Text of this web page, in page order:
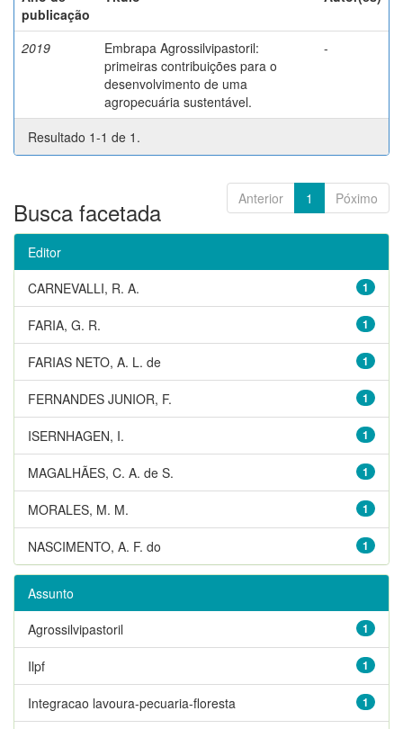
publicação
2019
Embrapa Agrossilvipastoril:
primeiras contribuições para o
desenvolvimento de uma
agropecuária sustentável.
-
Resultado 1-1 de 1.
Anterior 1 Póximo
Busca facetada
Editor
1
CARNEVALLI, R. A.
1
FARIA, G. R.
1
FARIAS NETO, A. L. de
1
FERNANDES JUNIOR, F.
1
ISERNHAGEN, I.
1
MAGALHÃES, C. A. de S.
1
MORALES, M. M.
1
NASCIMENTO, A. F. do
Assunto
1
Agrossilvipastoril
1
Ilpf
1
Integracao lavoura-pecuaria-floresta